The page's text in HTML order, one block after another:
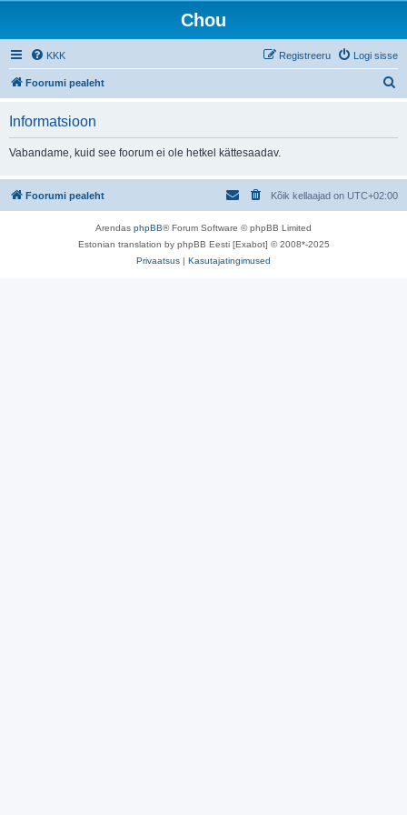
Chou
KKK Logi sisse
Registreeru
Foorumi pealeht
Informatsioon
Vabandame, kuid see foorum ei ole hetkel kättesaadav.
Foorumi pealeht Kõik kellaajad on UTC+02:00
Arendas phpBB® Forum Software © phpBB Limited
Estonian translation by phpBB Eesti [Exabot] © 2008*-2025
Privaatsus | Kasutajatingimused